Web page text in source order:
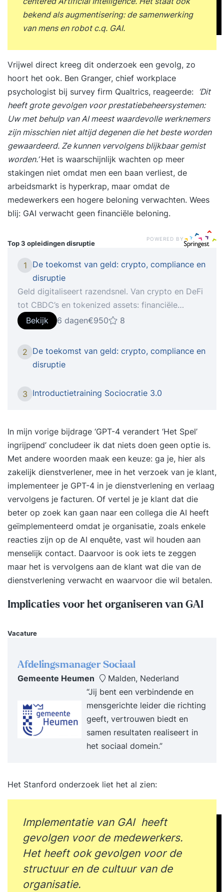
bekend als augmentisering: de samenwerking
van mens en robot c.q. GAI.
Vrijwel direct kreeg dit onderzoek een gevolg, zo
hoort het ook. Ben Granger, chief workplace
psychologist bij survey firm Qualtrics, reageerde: ‘Dit
heeft grote gevolgen voor prestatiebeheersystemen:
Uw met behulp van AI meest waardevolle werknemers
zijn misschien niet altijd degenen die het beste worden
gewaardeerd. Ze kunnen vervolgens blijkbaar gemist
worden.’Het is waarschijnlijk wachten op meer
stakingen niet omdat men een baan verliest, de
arbeidsmarkt is hyperkrap, maar omdat de
medewerkers een hogere beloning verwachten. Wees
blij: GAI verwacht geen financiële beloning.
Top 3 opleidingendisruptie
POWERED BY
1
De toekomst van geld: crypto, compliance en
disruptie
Geld digitaliseert razendsnel. Van crypto en DeFi
tot CBDC’s en tokenized assets: financiële
innovatie schept kansen, maar brengt ook
serieuze risico’s met zich mee. In deze
masterclass krijg je inzicht in de spelveranderaars
van de toekomst – én in de gevolgen voor
compliance, criminaliteit en control. Geld is in
centrale banken werken aan digitale valuta,
crypto-assets en blockchaintechnologie.
Tegelijkertijd worstelen toezichthouders
wereldwijd met het groeiende risico op fraude,
witwassen en systeeminstabiliteit. De toekomst
van geld wordt nu geschreven – en raakt elk
bedrijf dat met financiële transacties werkt. Wat
ga je leren? Hoe geld verandert: van cash en
banken naar crypto, CBDC’s en digitale assets De
essentie van blockchain, smart contracts en DeFi
– en hun rol in transacties De risico’s van
digitalisering: van witwassen en fraude tot
volatiliteit en cybercrime Het speelveld van
relevante kaders Hoe bedrijven inspelen op
levert het je op? Strategisch inzicht in de digitale
assets Praktische handvatten om risico’s te
herkennen en je organisatie te positioneren
Actuele kennis van regelgeving en toezicht rond
digitale financiële innovatie Voor wie is de
masterclass? Voor financiële professionals,
controllers, riskmanagers, investeerders en
analisten die willen begrijpen hoe geld zich
digitaliseert razendsnel. Van crypto en DeFi tot
CBDC’s en tokenized assets: financiële innovatie
schept kansen, maar brengt ook serieuze risico’s
met zich mee. In deze masterclass krijg je inzicht
in de spelveranderaars van de toekomst – én in
de gevolgen voor compliance, criminaliteit en
Bekijk 6 dagen€950 8
2 De toekomst van geld: crypto, compliance en
disruptie
3 Introductietraining Sociocratie 3.0
In mijn vorige bijdrage ‘GPT-4 verandert ‘Het Spel’
ingrijpend’ concludeer ik dat niets doen geen optie is.
Met andere woorden maak een keuze: ga je, hier als
zakelijk dienstverlener, mee in het verzoek van je klant,
implementeer je GPT-4 in je dienstverlening en verlaag
vervolgens je facturen. Of vertel je je klant dat die
beter op zoek kan gaan naar een collega die AI heeft
geïmplementeerd omdat je organisatie, zoals enkele
reacties zijn op de AI enquête, vast wil houden aan
menselijk contact. Daarvoor is ook iets te zeggen
maar het is vervolgens aan de klant wat die van de
dienstverlening verwacht en waarvoor die wil betalen.
Implicaties voor het organiseren van GAI
Vacature
Afdelingsmanager Sociaal
Gemeente Heumen
Malden, Nederland
“Jij bent een verbindende en
mensgerichte leider die richting
geeft, vertrouwen biedt en
samen resultaten realiseert in
het sociaal domein.”
Het Stanford onderzoek liet het al zien:
Implementatie van GAI heeft
gevolgen voor de medewerkers.
Het heeft ook gevolgen voor de
structuur en de cultuur van de
organisatie.